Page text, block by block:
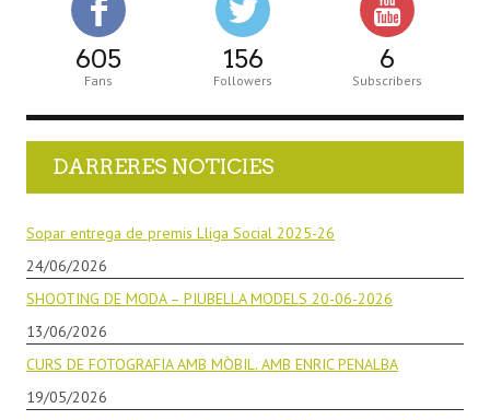
605
Fans
156
Followers
6
Subscribers
DARRERES NOTICIES
Sopar entrega de premis Lliga Social 2025-26
24/06/2026
SHOOTING DE MODA – PIUBELLA MODELS 20-06-2026
13/06/2026
CURS DE FOTOGRAFIA AMB MÒBIL. AMB ENRIC PENALBA
19/05/2026